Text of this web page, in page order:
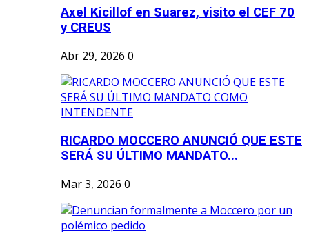
Axel Kicillof en Suarez, visito el CEF 70
y CREUS
Abr 29, 2026 0
RICARDO MOCCERO ANUNCIÓ QUE ESTE
SERÁ SU ÚLTIMO MANDATO...
Mar 3, 2026 0